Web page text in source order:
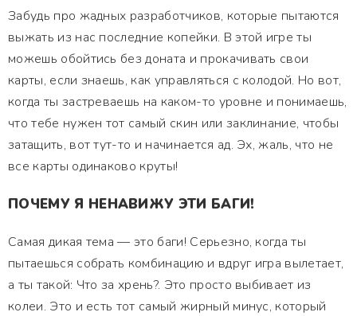
Забудь про жадных разработчиков, которые пытаются
выжать из нас последние копейки. В этой игре ты
можешь обойтись без доната и прокачивать свои
карты, если знаешь, как управляться с колодой. Но вот,
когда ты застреваешь на каком-то уровне и понимаешь,
что тебе нужен тот самый скин или заклинание, чтобы
затащить, вот тут-то и начинается ад. Эх, жаль, что не
все карты одинаково круты!
ПОЧЕМУ Я НЕНАВИЖУ ЭТИ БАГИ!
Самая дикая тема — это баги! Серьезно, когда ты
пытаешься собрать комбинацию и вдруг игра вылетает,
а ты такой: Что за хрень?. Это просто выбивает из
колеи. Это и есть тот самый жирный минус, который